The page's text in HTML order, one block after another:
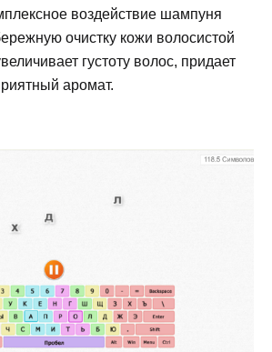
воздействие шампуня
очистку кожи волосистой
густоту волос, придает
аромат.